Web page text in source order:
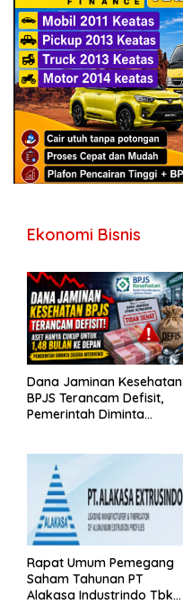
Ekonomi Bisnis
Dana Jaminan Kesehatan
BPJS Terancam Defisit,
Pemerintah Diminta
Rapat Umum Pemegang
Saham Tahunan PT
Alakasa Industrindo Tbk